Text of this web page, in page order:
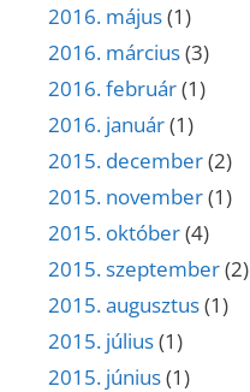
2016. május(1)
2016. március(3)
2016. február(1)
2016. január(1)
2015. december(2)
2015. november(1)
2015. október(4)
2015. szeptember(2)
2015. augusztus(1)
2015. július(1)
2015. június(1)